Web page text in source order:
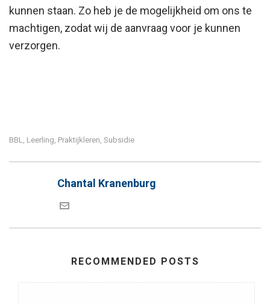
kunnen staan. Zo heb je de mogelijkheid om ons te
machtigen, zodat wij de aanvraag voor je kunnen
verzorgen.
BBL , Leerling, Praktijkleren, Subsidie
Chantal Kranenburg
RECOMMENDED POSTS